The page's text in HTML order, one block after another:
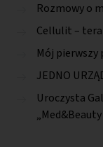
Rozmowy o
Cellulit –
Mój pierwszy
JEDNO
Uroczysta